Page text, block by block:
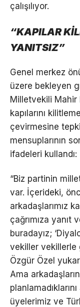
çalışılıyor.
“KAPILAR
YANITSIZ”
Genel merkez
üzere bekleyen
Milletvekili
kapılarını
çevirmesine
mensuplarının
ifadeleri kullandı:
“Biz partinin
var. İçerideki,
arkadaşlarımız
çağrımıza yanıt
buradayız;
vekiller vekillerle
Özgür Özel
Ama
üyelerimiz ve